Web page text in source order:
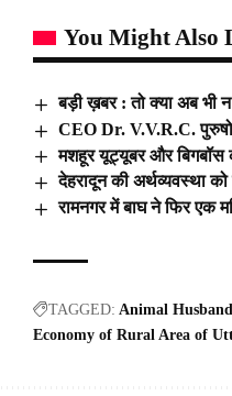
You Might Also
बड़ी ख़बर : तो क्या अब भी
CEO Dr. V.V.R.C.
मशहूर यूट्यूबर और बिगबॉस
देहरादून की अर्थव्यवस्था
रामनगर में बाघ ने फिर एक
TAGGED: Animal
Economy of Rural Area of